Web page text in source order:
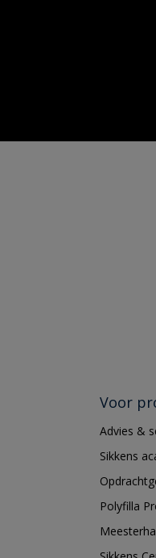
Voor
Advies &
Sikkens
Polyfilla